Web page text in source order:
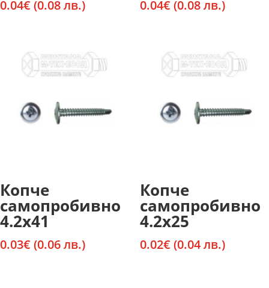
0.04€ (0.08 лв.) 0.04€ (0.08 лв.)
Копче
самопробивно
4.2х41
0.03€ (0.06 лв.)
Копче
самопробивно
4.2х25
0.02€ (0.04 лв.)